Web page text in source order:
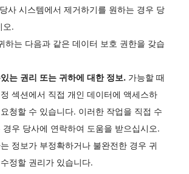
사 시스템에서 제거하기를 원하는 경우 당
오.
하는 다음과 같은 데이터 보호 권한을 갖습
는 권리 또는 귀하에 대한 정보. 가능할 때
섹션에서 직접 개인 데이터에 액세스하
청할 수 있습니다. 이러한 작업을 직접 수
경우 당사에 연락하여 도움을 받으십시오.
정보가 부정확하거나 불완전한 경우 귀
정할 권리가 있습니다.